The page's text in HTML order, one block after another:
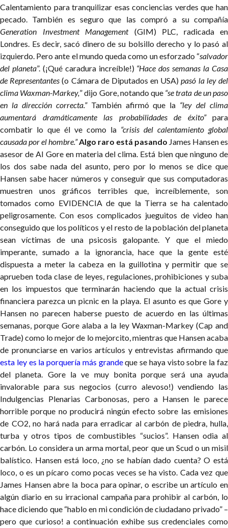
Calentamiento para tranquilizar esas conciencias verdes que han
pecado. También es seguro que las compró a su compañía
Generation Investment Management(GIM) PLC, radicada en
Londres. Es decir, sacó dinero de su bolsillo derecho y lo pasó al
izquierdo. Pero ante el mundo queda como un esforzado “salvador
del planeta”. (¡Qué caradura increíble!) “Hace dos semanas la Casa
de Representantes(o Cámara de Diputados en USA)pasó la ley del
clima Waxman-Markey,” dijo Gore, notando que “se trata de un paso
en la dirección correcta.”También afirmó que la “ley del clima
aumentará dramáticamente las probabilidades de éxito”para
combatir lo que él ve como la “crisis del calentamiento global
causada por el hombre.”Algo raro está pasando James Hansen es
asesor de Al Gore en materia del clima. Está bien que ninguno de
los dos sabe nada del asunto, pero por lo menos se dice que
Hansen sabe hacer números y conseguir que sus computadoras
muestren unos gráficos terribles que, increíblemente, son
tomados como EVIDENCIAde que la Tierra se ha calentado
peligrosamente. Con esos complicados jueguitos de video han
conseguido que los políticos y el resto de la población del planeta
sean víctimas de una psicosis galopante. Y que el miedo
imperante, sumado a la ignorancia, hace que la gente esté
dispuesta a meter la cabeza en la guillotina y permitir que se
aprueben toda clase de leyes, regulaciones, prohibiciones y suba
en los impuestos que terminarán haciendo que la actual crisis
financiera parezca un picnic en la playa. El asunto es que Gore y
Hansen no parecen haberse puesto de acuerdo en las últimas
semanas, porque Gore alaba a la ley Waxman-Markey (Cap and
Trade) como lo mejor de lo mejorcito, mientras que Hansen acaba
de pronunciarse en varios artículos y entrevistas afirmando que
esta ley es la porquería más grandeque se haya visto sobre la faz
del planeta. Gore la ve muy bonita porque será una ayuda
invalorable para sus negocios (curro alevoso!) vendiendo las
Indulgencias Plenarias Carbonosas, pero a Hansen le parece
horrible porque no producirá ningún efecto sobre las emisiones
de CO2, no hará nada para erradicar al carbón de piedra, hulla,
turba y otros tipos de combustibles “sucios”. Hansen odia al
carbón. Lo considera un arma mortal, peor que un Scud o un misil
balístico. Hansen está loco, ¿no se habían dado cuenta? O está
loco, o es un pícaro como pocas veces se ha visto. Cada vez que
James Hansen abre la boca para opinar, o escribe un artículo en
algún diario en su irracional campaña para prohibir al carbón, lo
hace diciendo que “hablo en mi condición de ciudadano privado” –
pero que curioso! a continuación exhibe sus credenciales como